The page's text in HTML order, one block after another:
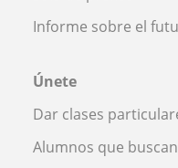
Informe sobre el
Únete
Dar clases
Alumnos que